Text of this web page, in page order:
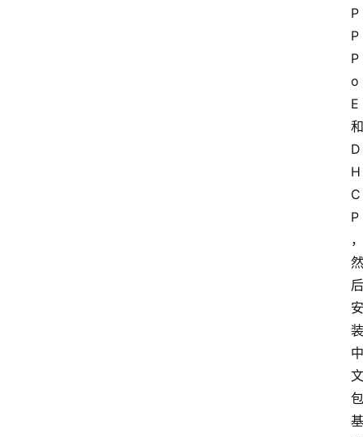
P
P
P
o
E
和
D
H
C
P
，
然
后
安
装
中
文
包
基